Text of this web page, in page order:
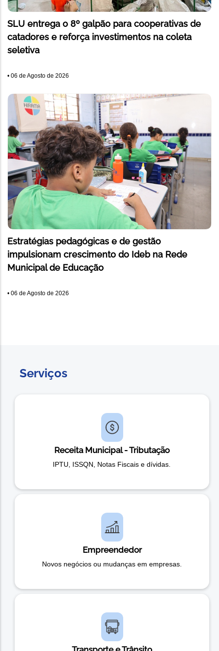
SLU entrega o 8º galpão para cooperativas de
catadores e reforça investimentos na coleta
seletiva
• 06 de Agosto de 2026
Estratégias pedagógicas e de gestão
impulsionam crescimento do Ideb na Rede
Municipal de Educação
• 06 de Agosto de 2026
Serviços
Receita Municipal - Tributação
IPTU, ISSQN, Notas Fiscais e dívidas.
Empreendedor
Novos negócios ou mudanças em empresas.